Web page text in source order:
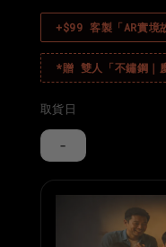
+$99 客製「AR實境
*贈 雙人「不鏽鋼｜
取貨日
-